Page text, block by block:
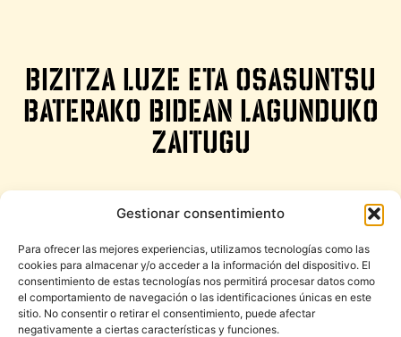
Gestionar consentimiento
Para ofrecer las mejores experiencias, utilizamos tecnologías como las
cookies para almacenar y/o acceder a la información del dispositivo. El
consentimiento de estas tecnologías nos permitirá procesar datos como
el comportamiento de navegación o las identificaciones únicas en este
sitio. No consentir o retirar el consentimiento, puede afectar
negativamente a ciertas características y funciones.
BIZITZA LUZE ETA OSASUNTSU
BATERAKO BIDEAN LAGUNDUKO
ZAITUGU
Zirkuito ibilbidea, 12. 20160 Lasarte - Oria
(Guipuzkoa)